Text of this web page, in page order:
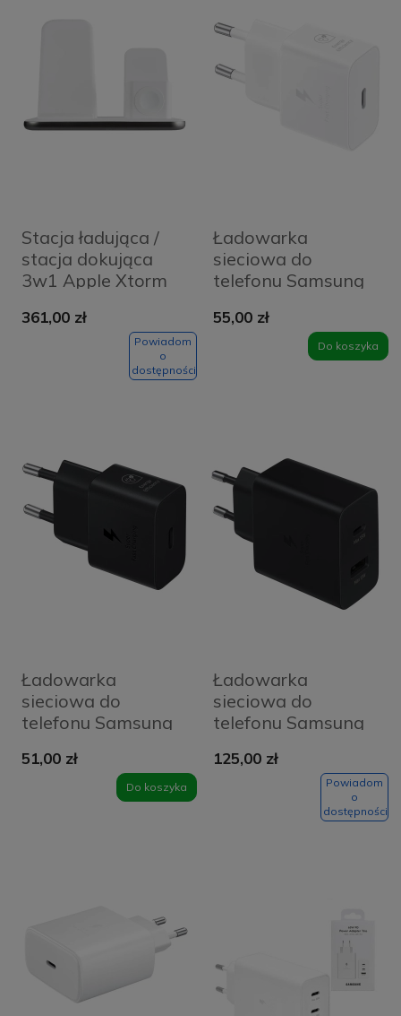
Stacja ładująca /
stacja dokująca
3w1 Apple Xtorm
XPS101
361,00 zł
Powiadom
o
dostępności
Ładowarka
sieciowa do
telefonu Samsung
T2510 box biała
55,00 zł
Do koszyka
Ładowarka
sieciowa do
telefonu Samsung
T2510 box czarna
51,00 zł
Do koszyka
Ładowarka
sieciowa do
telefonu Samsung
box czarna
125,00 zł
Powiadom
o
dostępności